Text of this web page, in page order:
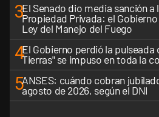
3El Senado dio media sanción
Propiedad Privada: el
Ley del Manejo del Fuego
4El Gobierno perdió la
Tierras" se impuso en toda la
5ANSES: cuándo cobran
agosto de 2026, según el DNI